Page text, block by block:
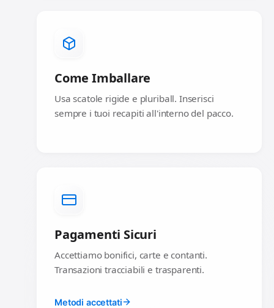
Come Imballare
Usa scatole rigide e pluriball. Inserisci
sempre i tuoi recapiti all'interno del pacco.
Pagamenti Sicuri
Accettiamo bonifici, carte e contanti.
Transazioni tracciabili e trasparenti.
Metodi accettati